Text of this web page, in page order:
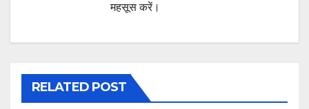
महसूस करें।
RELATED POST